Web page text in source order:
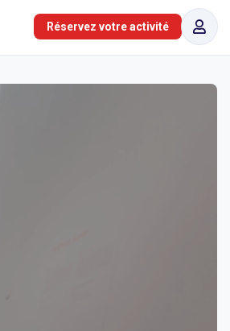
Réservez votre activité